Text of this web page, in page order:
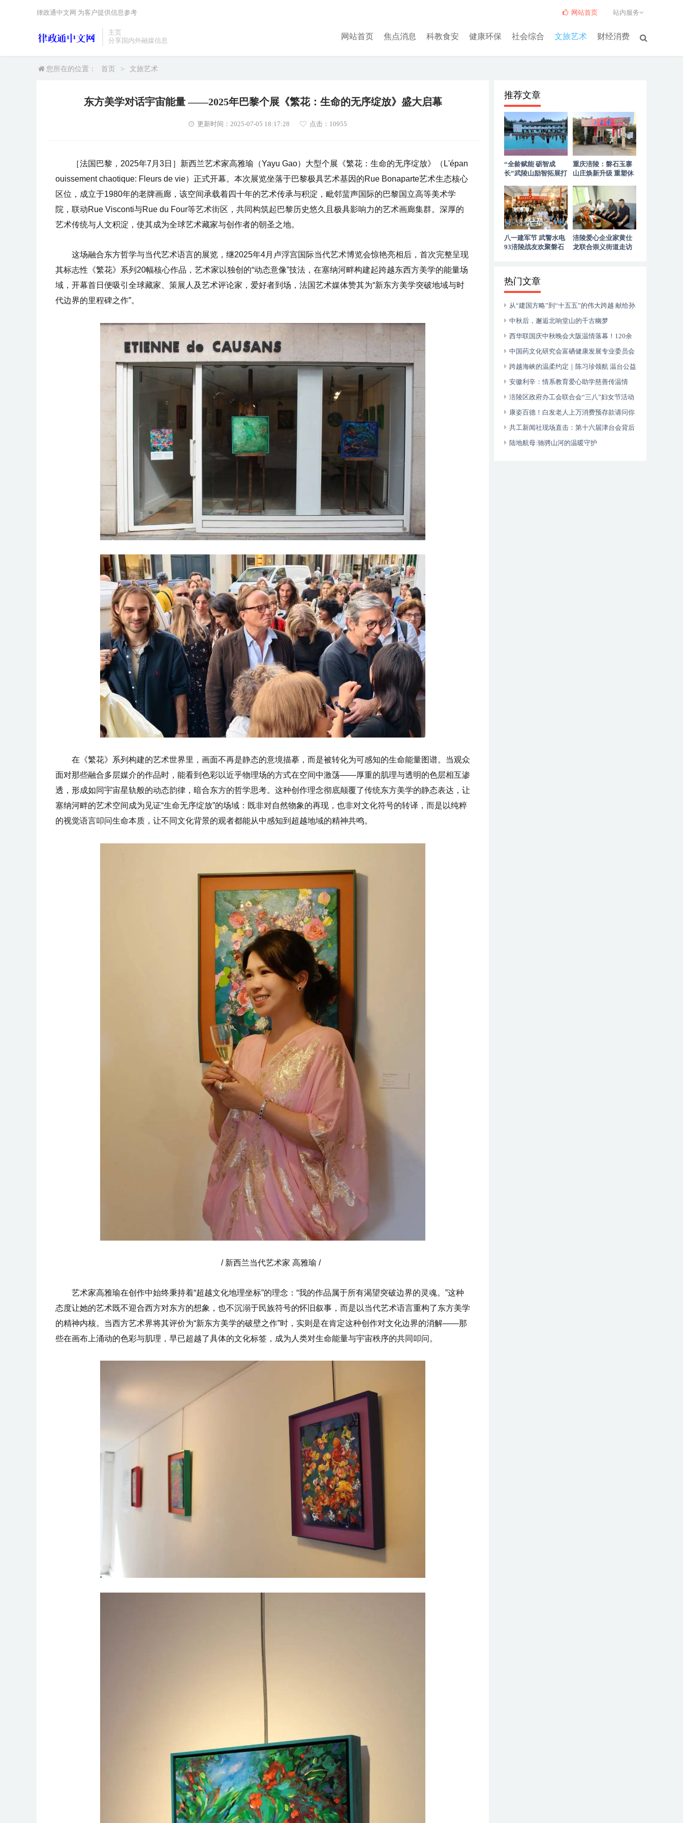
主页
分享国内外融媒信息
网站首页 焦点消息 科教食安 健康环保 社会综合 文旅艺术 财经消费
网站首页 站内服务
律政通中文网 为客户提供信息参考
您所在的位置： 首页 > 文旅艺术
东方美学对话宇宙能量 ——2025年巴黎个展《繁花：生命的无序绽放》盛大启幕
更新时间：2025-07-05 18:17:28 点击： 10955
［法国巴黎，2025年7月3日］新西兰艺术家高雅瑜（Yayu Gao）大型个展《繁花：生命的无序绽放》（L'épan
ouissement chaotique: Fleurs de vie）正式开幕。本次展览坐落于巴黎极具艺术基因的Rue Bonaparte艺术生态核心
区位，成立于1980年的老牌画廊，该空间承载着四十年的艺术传承与积淀，毗邻蜚声国际的巴黎国立高等美术学
院，联动Rue Visconti与Rue du Four等艺术街区，共同构筑起巴黎历史悠久且极具影响力的艺术画廊集群。深厚的
艺术传统与人文积淀，使其成为全球艺术藏家与创作者的朝圣之地。
这场融合东方哲学与当代艺术语言的展览，继2025年4月卢浮宫国际当代艺术博览会惊艳亮相后，首次完整呈现
其标志性《繁花》系列20幅核心作品，艺术家以独创的“动态意像”技法，在塞纳河畔构建起跨越东西方美学的能量场
域，开幕首日便吸引全球藏家、策展人及艺术评论家，爱好者到场，法国艺术媒体赞其为“新东方美学突破地域与时
代边界的里程碑之作”。
在《繁花》系列构建的艺术世界里，画面不再是静态的意境描摹，而是被转化为可感知的生命能量图谱。当观众
面对那些融合多层媒介的作品时，能看到色彩以近乎物理场的方式在空间中激荡——厚重的肌理与透明的色层相互渗
透，形成如同宇宙星轨般的动态韵律，暗合东方的哲学思考。这种创作理念彻底颠覆了传统东方美学的静态表达，让
塞纳河畔的艺术空间成为见证“生命无序绽放”的场域：既非对自然物象的再现，也非对文化符号的转译，而是以纯粹
的视觉语言叩问生命本质，让不同文化背景的观者都能从中感知到超越地域的精神共鸣。
/ 新西兰当代艺术家 高雅瑜 /
艺术家高雅瑜在创作中始终秉持着“超越文化地理坐标”的理念：“我的作品属于所有渴望突破边界的灵魂。”这种
态度让她的艺术既不迎合西方对东方的想象，也不沉溺于民族符号的怀旧叙事，而是以当代艺术语言重构了东方美学
的精神内核。当西方艺术界将其评价为“新东方美学的破壁之作”时，实则是在肯定这种创作对文化边界的消解——那
些在画布上涌动的色彩与肌理，早已超越了具体的文化标签，成为人类对生命能量与宇宙秩序的共同叩问。
推荐文章
“全龄赋能 砺智成
长”武陵山励智拓展打
重庆涪陵：磐石玉寨
山庄焕新升级 重塑休
八一建军节 武警水电
93涪陵战友欢聚磐石
涪陵爱心企业家黄仕
龙联合崇义街道走访
热门文章
从“建国方略”到“十五五”的伟大跨越 献给孙
中山诞辰160周年暨郑丽文访陆
中秋后，邂逅北响堂山的千古幽梦
西华联国庆中秋晚会大阪温情落幕！120余
侨胞共庆双节，安徽商会关西分会入会壮大团
体力量
中国药文化研究会富硒健康发展专业委员会
成立大会在山东枣庄成功举行
跨越海峡的温柔约定｜陈习珍领航 温台公益
音乐会暖透“星”世界
安徽利辛：情系教育爱心助学慈善传温情
涪陵区政府办工会联合会“三八”妇女节活动
在涪州书院举行
康姿百德！白发老人上万消费预存款请问你
何时归还？
共工新闻社现场直击：第十六届津台会背后
的两岸融合密码
陆地航母:驰骋山河的温暖守护